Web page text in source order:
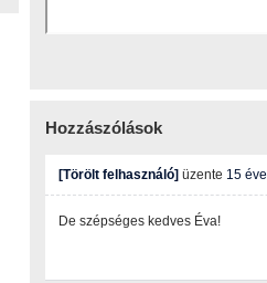
Hozzászólások
[Törölt felhasználó] üzente 15 éve
De szépséges kedves Éva!